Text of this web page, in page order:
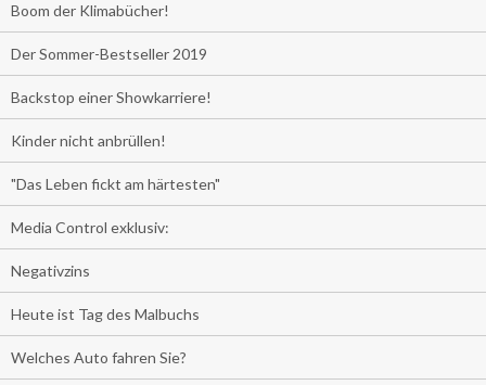
Boom der Klimabücher!
Der Sommer-Bestseller 2019
Backstop einer Showkarriere!
Kinder nicht anbrüllen!
"Das Leben fickt am härtesten"
Media Control exklusiv:
Negativzins
Heute ist Tag des Malbuchs
Welches Auto fahren Sie?